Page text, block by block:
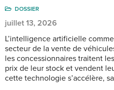
DOSSIER
juillet 13, 2026
L’intelligence artificielle
secteur de la vente de
les concessionnaires traitent
prix de leur stock et vendent
cette technologie s’accélère,